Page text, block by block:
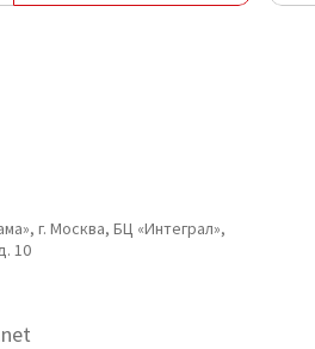
г. Москва, БЦ «Интеграл»,
10